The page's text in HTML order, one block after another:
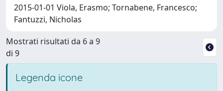
2015-01-01 Viola, Erasmo; Tornabene, Francesco;
Fantuzzi, Nicholas
Mostrati risultati da 6 a 9
di 9
Legenda icone